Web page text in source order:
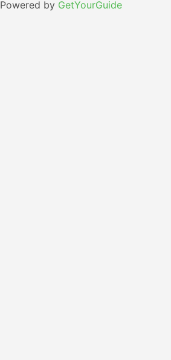
Powered by GetYourGuide